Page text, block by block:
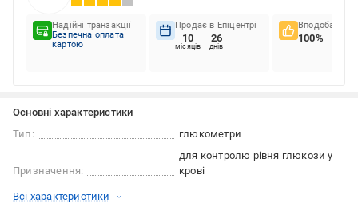
Надійні транзакції
Безпечна оплата
картою
Продає в Епіцентрі
10
місяців
26
днів
Вподобання
100%
Основні характеристики
Тип:
глюкометри
Призначення:
для контролю рівня глюкози у
крові
Всі характеристики